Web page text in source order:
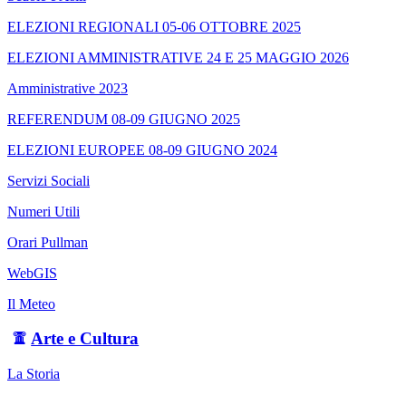
ELEZIONI REGIONALI 05-06 OTTOBRE 2025
ELEZIONI AMMINISTRATIVE 24 E 25 MAGGIO 2026
Amministrative 2023
REFERENDUM 08-09 GIUGNO 2025
ELEZIONI EUROPEE 08-09 GIUGNO 2024
Servizi Sociali
Numeri Utili
Orari Pullman
WebGIS
Il Meteo
Arte e Cultura
La Storia